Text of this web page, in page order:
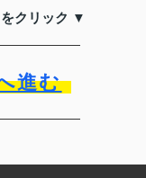
クリック ▼
進む